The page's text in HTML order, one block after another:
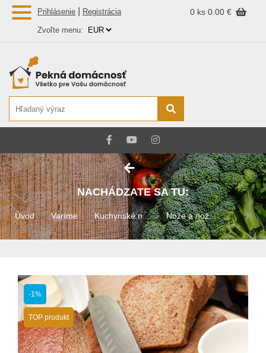
Prihlásenie Registrácia 0 ks 0.00 €
Zvoľte menu:
NACHÁDZATE SA TU:
Úvod Varíme Kuchynské n... Nože a nož...
Nôž Santok...
-1%
TOP produkt